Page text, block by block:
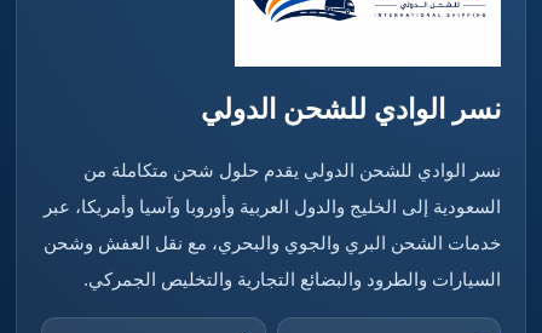
نسر الوادي للشحن الدولي
نسر الوادي للشحن الدولي يقدم حلول شحن متكاملة من
السعودية إلى الخليج والدول العربية وأوروبا وآسيا وأمريكا، عبر
خدمات الشحن البري والجوي والبحري، مع نقل العفش وشحن
السيارات والطرود والبضائع التجارية والتخليص الجمركي.